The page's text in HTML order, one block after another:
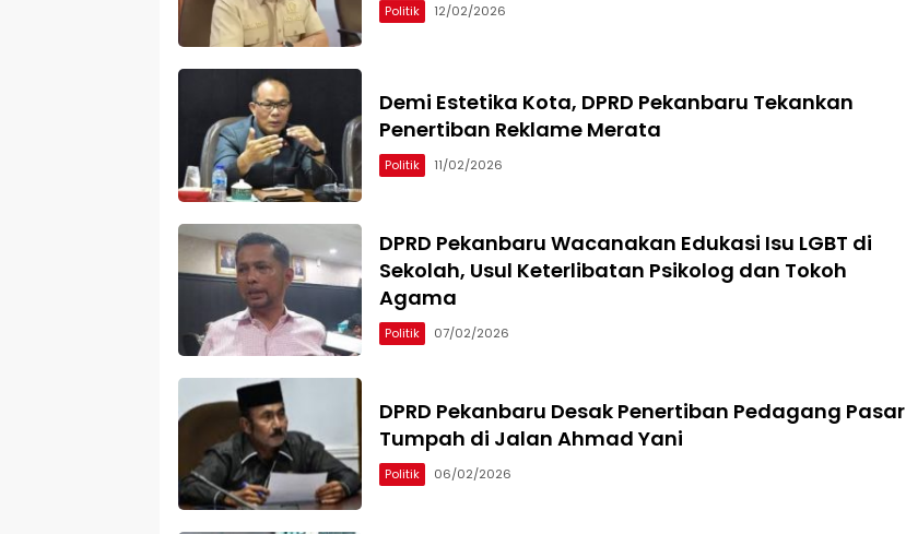
Politik 12/02/2026
Demi Estetika Kota, DPRD Pekanbaru Tekankan
Penertiban Reklame Merata
Politik 11/02/2026
DPRD Pekanbaru Wacanakan Edukasi Isu LGBT di
Sekolah, Usul Keterlibatan Psikolog dan Tokoh
Agama
Politik 07/02/2026
DPRD Pekanbaru Desak Penertiban Pedagang Pasar
Tumpah di Jalan Ahmad Yani
Politik 06/02/2026